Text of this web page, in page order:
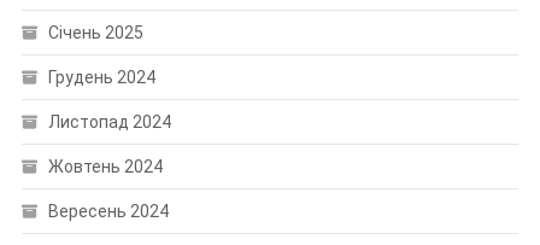
Січень 2025
Грудень 2024
Листопад 2024
Жовтень 2024
Вересень 2024